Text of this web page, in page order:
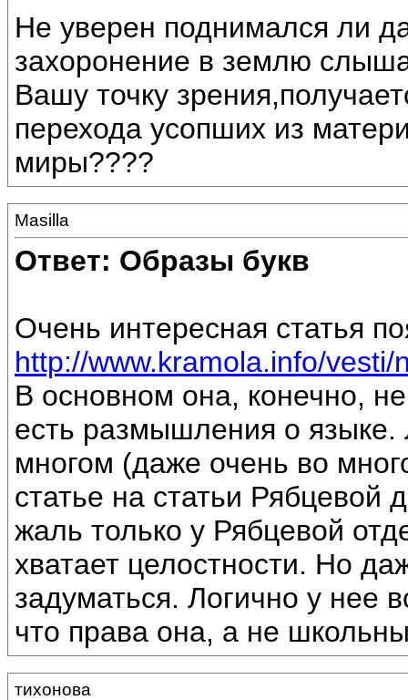
Не уверен поднимался ли
захоронение в землю
Вашу точку
перехода усопших из
миры????
Masilla
Ответ: Образы букв
Очень интересная статья
http://www.kramola.info/
В основном она, конечно,
есть размышления о языке.
многом (даже очень во
статье на статьи
жаль только у Рябцевой
хватает целостности. Но
задуматься. Логично у нее
что права она, а не
тихонова